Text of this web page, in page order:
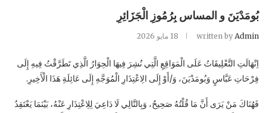
بُومَدْيَنَ و المساس بِرُمُوزِ الْجَزَائِرِ
written by Admin 18 مايو 2026
اِنْهَالَتِ التَّعْلِيقَاتُ عَلَى الْمَوَاقِعِ الَّتِي نُشِرَ فِيهَا الْحِوَارُ الَّذِي تَطَرَّقْتُ فِيهِ إِلَى
فِرْحَاتِ عَبَّاسٍ وَبُومَدْيَنَ، وَ/أَوْ إِلَى الِاعْتِذَارِ الْمُوَجَّهِ إِلَى عَائِلَةِ هَذَا الْأَخِيرِ.
فَهُنَاكَ مَنْ يَرَى أَنَّ مَا قُلْتُهُ صَحِيحٌ، وَبِالتَّالِي لَا دَاعِيَ لِلِاعْتِذَارِ عَنْهُ، بَيْنَمَا يَعْتَقِدُ